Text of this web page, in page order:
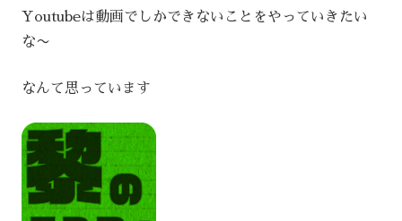
Youtubeは動画でしかできないことをやっていきたい
な〜
なんて思っています